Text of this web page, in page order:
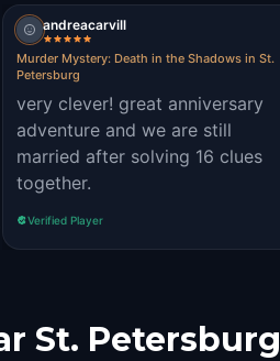
andreacarvill
Murder Mystery: Death in the Shadows in St.
Petersburg
very clever! great anniversary
adventure and we are still
married after solving 16 clues
together.
Verified Player
St.